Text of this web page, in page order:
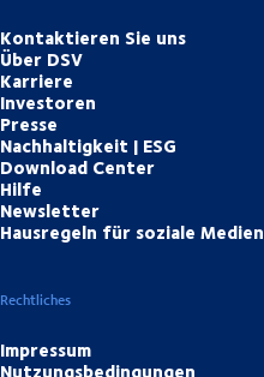
Kontaktieren Sie uns
Über DSV
Karriere
Investoren
Presse
Nachhaltigkeit | ESG
Download Center
Hilfe
Newsletter
Hausregeln für soziale Medien
Rechtliches
Impressum